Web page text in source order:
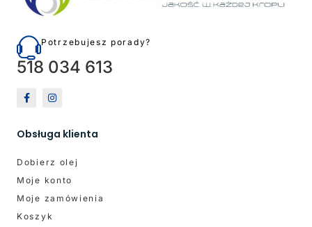
Potrzebujesz porady?
518 034 613
Obsługa klienta
Dobierz olej
Moje konto
Moje zamówienia
Koszyk